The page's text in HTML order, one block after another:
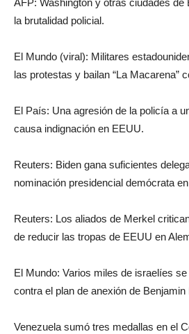
AFP: Washington y otras ciudades
la brutalidad policial.
El Mundo (viral): Militares
las protestas y bailan “La Macarena”
El País: Una agresión de la policía a
causa indignación en EEUU.
Reuters: Biden gana suficientes
nominación presidencial demócrata
Reuters: Los aliados de Merkel
de reducir las tropas de EEUU en
El Mundo: Varios miles de israelíes
contra el plan de anexión de Benjamin
Venezuela sumó tres medallas en el